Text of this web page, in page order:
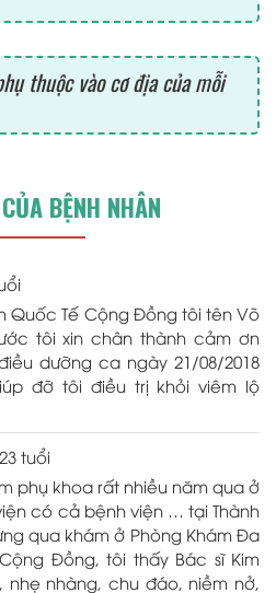
thuộc vào cơ địa của mỗi
BỆNH NHÂN
Quốc Tế Cộng Đồng tôi tên Võ
tôi xin chân thành cảm ơn
dưỡng ca ngày 21/08/2018
đỡ tôi điều trị khỏi viêm lộ
tuổi
phụ khoa rất nhiều năm qua ở
có cả bệnh viện … tại Thành
qua khám ở Phòng Khám Đa
Đồng, tôi thấy Bác sĩ Kim
nhàng, chu đáo, niềm nở,